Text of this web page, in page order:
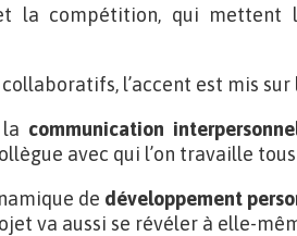
la compétition, qui
l’accent est mis
communication
avec qui l’on travaille
de développement
va aussi se révéler à elle-